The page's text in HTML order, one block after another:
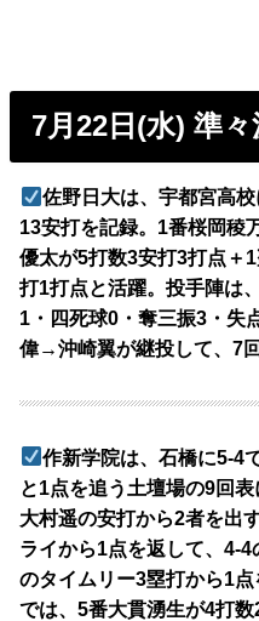
7月22日(水) 準
佐野日大は、宇都宮高
13安打を記録。1番桜岡稜
優太が5打数3安打3打点＋
打1打点と活躍。投手陣は
1・四死球0・奪三振3・失
偉→沖崎翼が継投して、7回
作新学院は、石橋に5-4
と1点を追う土壇場の9回
大村遥の安打から2者を出
ライから1点を返して、4-
のタイムリー3塁打から1
では、5番大貫湧生が4打